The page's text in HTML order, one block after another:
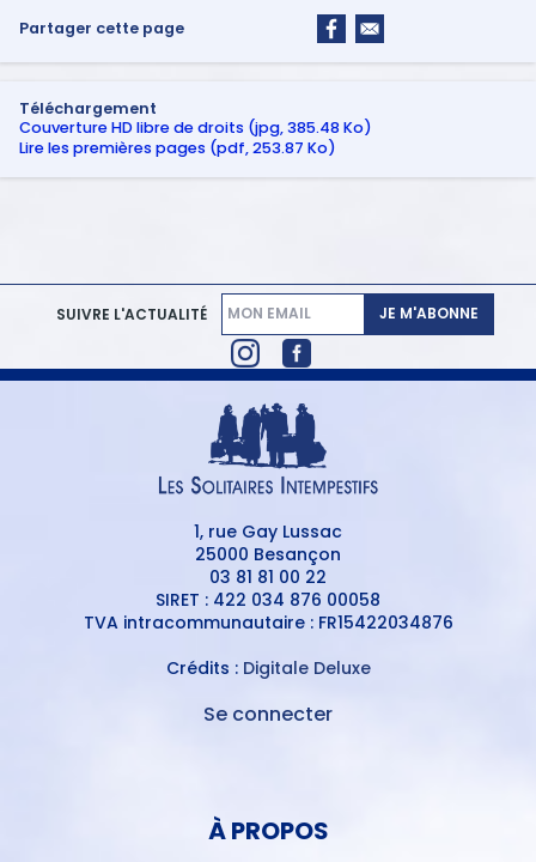
Partager cette page
Téléchargement
Couverture HD libre de droits (jpg, 385.48 Ko)
Lire les premières pages (pdf, 253.87 Ko)
SUIVRE L'ACTUALITÉ JE M'ABONNE
1, rue Gay Lussac
25000 Besançon
03 81 81 00 22
SIRET : 422 034 876 00058
TVA intracommunautaire : FR15422034876
Crédits : Digitale Deluxe
Se connecter
À PROPOS